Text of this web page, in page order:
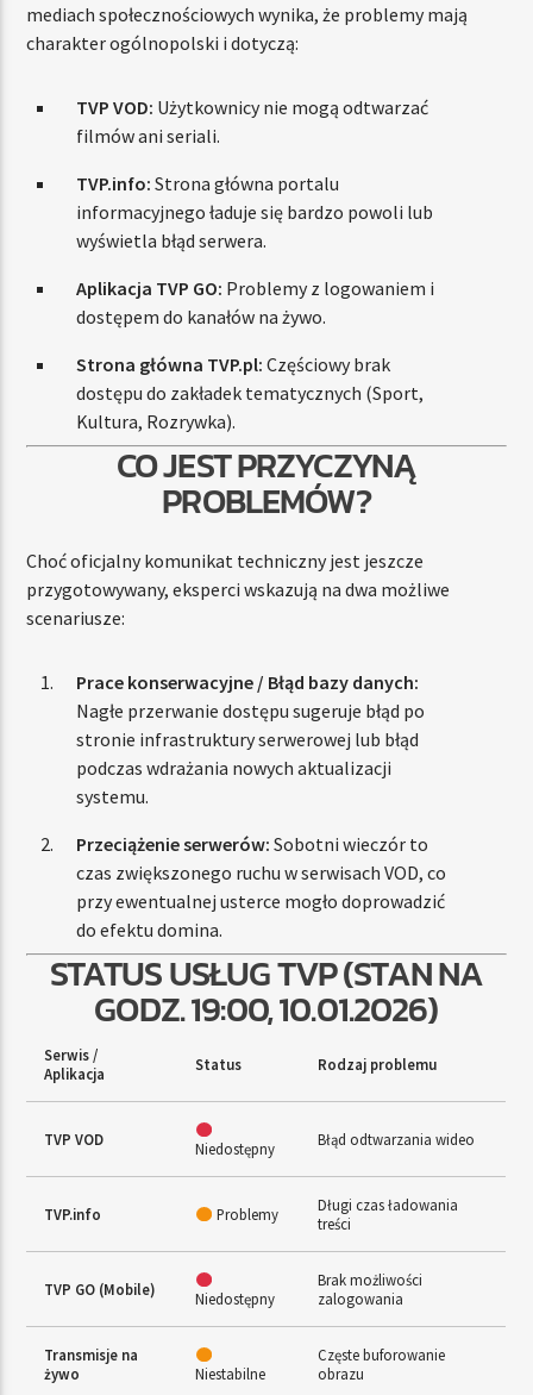
mediach społecznościowych wynika, że problemy mają
charakter ogólnopolski i dotyczą:
TVP VOD: Użytkownicy nie mogą odtwarzać
filmów ani seriali.
TVP.info: Strona główna portalu
informacyjnego ładuje się bardzo powoli lub
wyświetla błąd serwera.
Aplikacja TVP GO: Problemy z logowaniem i
dostępem do kanałów na żywo.
Strona główna TVP.pl: Częściowy brak
dostępu do zakładek tematycznych (Sport,
Kultura, Rozrywka).
CO JEST PRZYCZYNĄ
PROBLEMÓW?
Choć oficjalny komunikat techniczny jest jeszcze
przygotowywany, eksperci wskazują na dwa możliwe
scenariusze:
Prace konserwacyjne / Błąd bazy danych:
Nagłe przerwanie dostępu sugeruje błąd po
stronie infrastruktury serwerowej lub błąd
podczas wdrażania nowych aktualizacji
systemu.
Przeciążenie serwerów: Sobotni wieczór to
czas zwiększonego ruchu w serwisach VOD, co
przy ewentualnej usterce mogło doprowadzić
do efektu domina.
STATUS USŁUG TVP (STAN NA
GODZ. 19:00, 10.01.2026)
Serwis /
Aplikacja
Status Rodzaj problemu
TVP VOD Niedostępny Błąd odtwarzania wideo
TVP.info Problemy
Długi czas ładowania
treści
TVP GO (Mobile) Niedostępny
Brak możliwości
zalogowania
Transmisje na
żywo
Niestabilne
Częste buforowanie
obrazu